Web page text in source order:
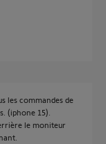
les commandes de
(iphone 15).
le moniteur